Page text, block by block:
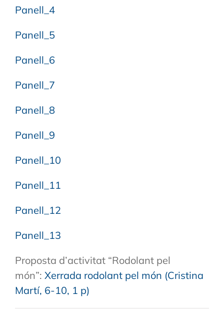
Panell_4
Panell_5
Panell_6
Panell_7
Panell_8
Panell_9
Panell_10
Panell_11
Panell_12
Panell_13
Proposta d’activitat “Rodolant pel
món”: Xerrada rodolant pel món (Cristina
Martí, 6-10, 1 p)